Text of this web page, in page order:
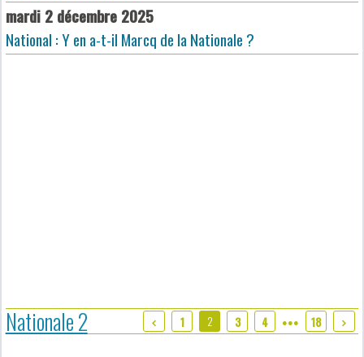
mardi 2 décembre 2025
National : Y en a-t-il Marcq de la Nationale ?
Nationale 2 1 2 3 4 ●●● 18